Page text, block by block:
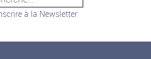
à la Newsletter